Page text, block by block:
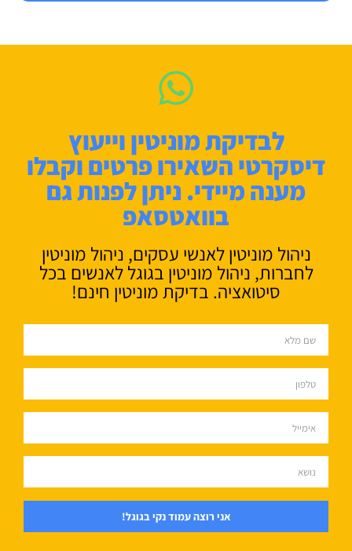
לבדיקת מוניטין וייעוץ
דיסקרטי השאירו פרטים וקבלו
מענה מיידי. ניתן לפנות גם
בוואטסאפ
ניהול מוניטין לאנשי עסקים, ניהול מוניטין
לחברות, ניהול מוניטין בגוגל לאנשים בכל
סיטואציה. בדיקת מוניטין חינם!
אני רוצה עמוד נקי בגוגל!